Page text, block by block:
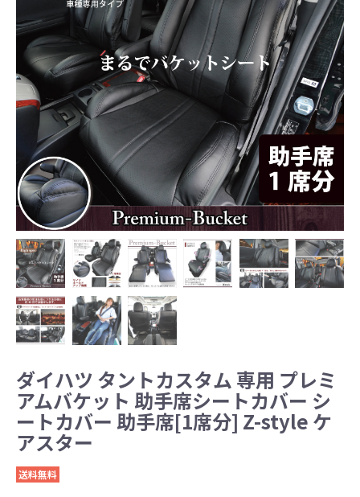
ダイハツ タントカスタム 専用 プレミ
アムバケット 助手席シートカバー シ
ートカバー 助手席[1席分] Z-style ケ
アスター
送料無料